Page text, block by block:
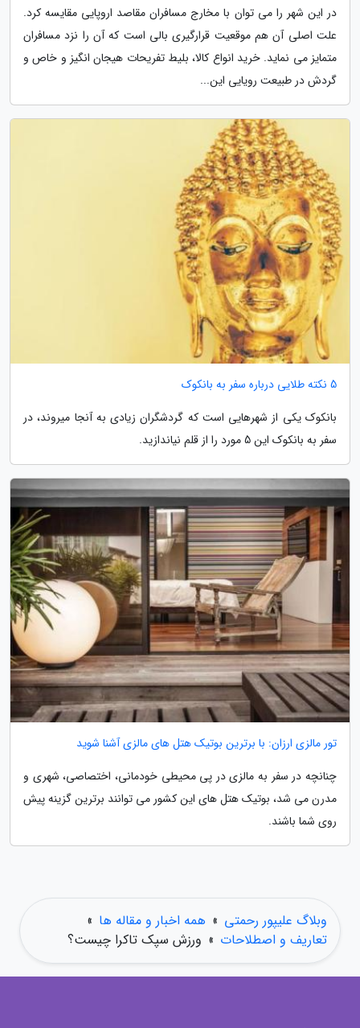
در این شهر را می توان با مخارج مسافران مقاصد اروپایی مقایسه کرد.
علت اصلی آن هم موقعیت قرارگیری بالی است که آن را نزد مسافران
متمایز می نماید. خرید انواع کالا، بلیط تفریحات هیجان انگیز و خاص و
گردش در طبیعت رویایی این...
5 نکته طلایی درباره سفر به بانکوک
بانکوک یکی از شهرهایی است که گردشگران زیادی به آنجا میروند، در
سفر به بانکوک این 5 مورد را از قلم نیاندازید.
تور مالزی ارزان: با برترین بوتیک هتل های مالزی آشنا شوید
چنانچه در سفر به مالزی در پی محیطی خودمانی، اختصاصی، شهری و
مدرن می شد، بوتیک هتل های این کشور می توانند برترین گزینه پیش
روی شما باشند.
وبلاگ علیپور رحمتی » همه اخبار و مقاله ها »
تعاریف و اصطلاحات » ورزش سپک تاکرا چیست؟